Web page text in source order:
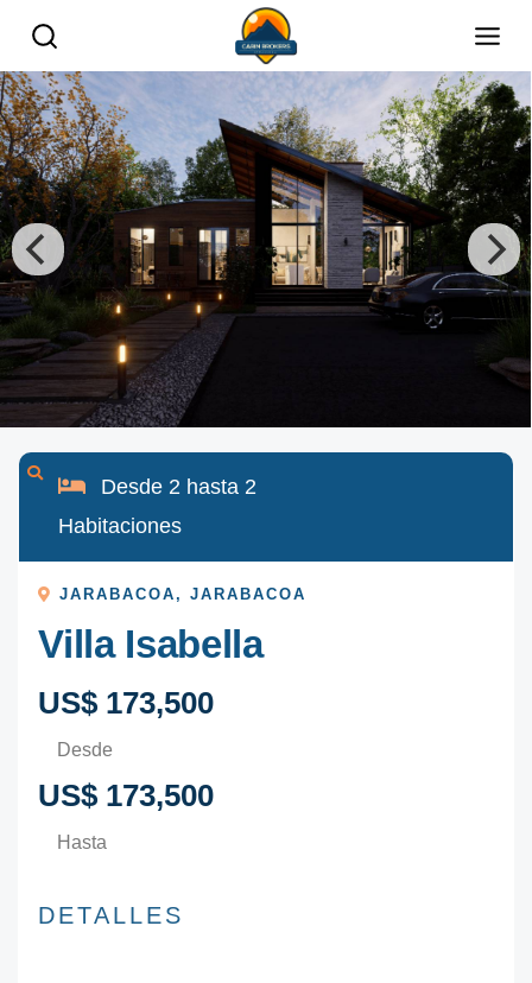
Desde 2 hasta 2
Habitaciones
JARABACOA ,JARABACOA
Villa Isabella
US$ 173,500
Desde
US$ 173,500
Hasta
DETALLES